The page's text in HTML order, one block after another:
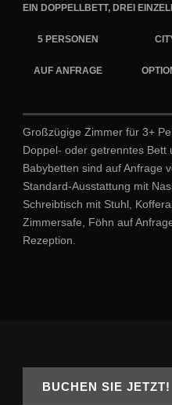
EIN DOPPELLBETT, DREI
5 PERSONEN
AUF ANFRAGE
Großzügige Zimmer für 3+
Doppel- oder getrenntes Bett
Babybetten sind auf Anfrage
Standard-Ausstattung mit
Schreibtisch mit Stuhl,
Zimmersafe, Föhn auf
Rezeption.
BUCHEN SIE JETZT!